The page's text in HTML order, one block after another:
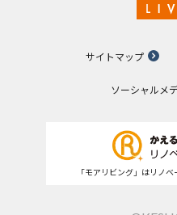
サイトマップ
ソーシャルメ
「モアリビング」はリノ